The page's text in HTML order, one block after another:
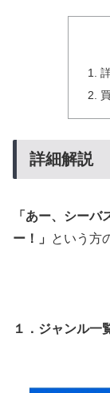
詳細解説
「あー、シー
ー！」
という方
１．ジャンル一